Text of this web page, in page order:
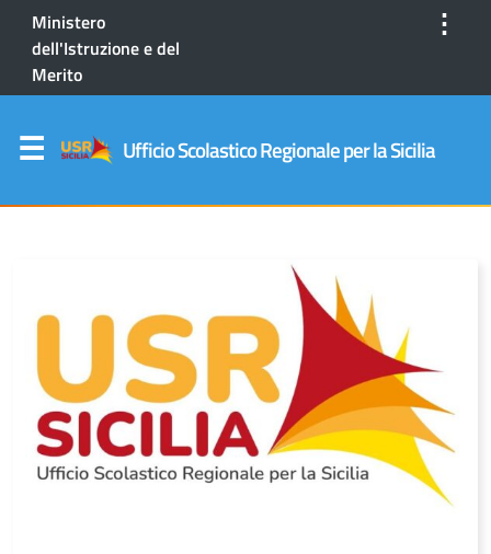
Ministero
dell'Istruzione e del
Merito
⋮
Ufficio Scolastico Regionale per la Sicilia